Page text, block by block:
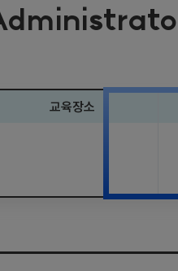
교육장소